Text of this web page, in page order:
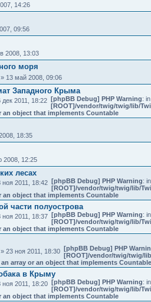
14:26
09:56
2008, 13:03
моря
» 13 май 2008, 09:06
Западного Крыма
дек 2011, 18:22 [phpBB Debug] PHP Warning:
[ROOT]/vendor/twig/twig/lib/
an object that implements Countable
18:35
2008, 12:25
лесах
ноя 2011, 18:42 [phpBB Debug] PHP Warning:
[ROOT]/vendor/twig/twig/lib/
an object that implements Countable
части полуострова
ноя 2011, 18:37 [phpBB Debug] PHP Warning:
[ROOT]/vendor/twig/twig/lib/
an object that implements Countable
» 23 ноя 2011, 18:30 [phpBB Debug] PHP
[ROOT]/vendor/twig/twig/
an array or an object that implements Countable
в Крыму
ноя 2011, 18:20 [phpBB Debug] PHP Warning:
[ROOT]/vendor/twig/twig/lib/
an object that implements Countable